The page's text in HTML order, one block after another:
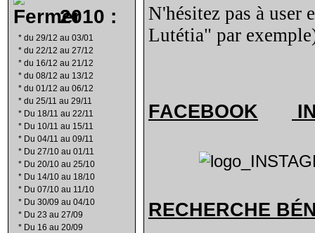
2010 :
* du 29/12 au 03/01
* du 22/12 au 27/12
* du 16/12 au 21/12
* du 08/12 au 13/12
* du 01/12 au 06/12
* du 25/11 au 29/11
* Du 18/11 au 22/11
* Du 10/11 au 15/11
* Du 04/11 au 09/11
* Du 27/10 au 01/11
* Du 20/10 au 25/10
* Du 14/10 au 18/10
* Du 07/10 au 11/10
* Du 30/09 au 04/10
* Du 23 au 27/09
* Du 16 au 20/09
N'hésitez pas à user
Lutétia" par
FACEBOOK
RECHERCHE BÉ